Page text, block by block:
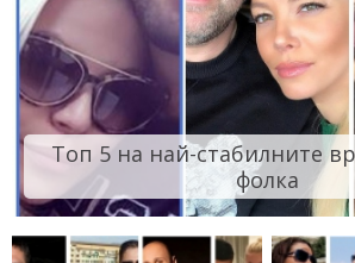
Топ 5 на най-стабилните
фолка